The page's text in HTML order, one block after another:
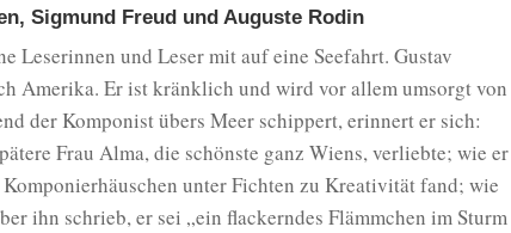
Sigmund Freud und Auguste Rodin
Leserinnen und Leser mit auf eine Seefahrt. Gustav
Amerika. Er ist kränklich und wird vor allem umsorgt von
der Komponist übers Meer schippert, erinnert er sich:
Frau Alma, die schönste ganz Wiens, verliebte; wie er
unter Fichten zu Kreativität fand; wie
ihn schrieb, er sei „ein flackerndes Flämmchen im Sturm